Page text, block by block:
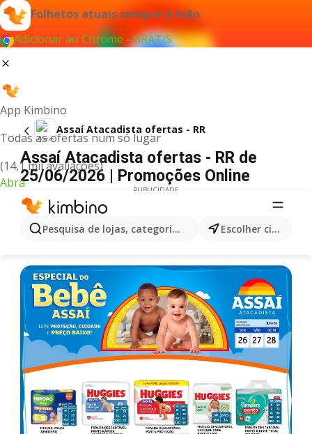
Folhetos atuais sempre à mão
Adicionar ao Chrome - GRÁTIS
App Kimbino
Todas as ofertas num só lugar
(14,1 mil avaliações)
Abra
Pesquisa de lojas, categorias,produtos... Escolher cidade
Assaí Atacadista ofertas - RR
Assaí Atacadista ofertas - RR de
25/06/2026 | Promoções Online
PUBLICIDADE